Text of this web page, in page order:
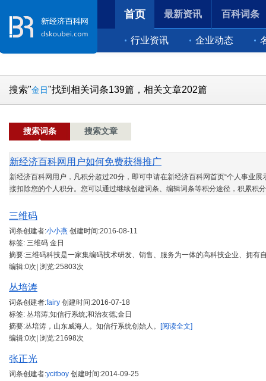
首页
行业资讯 企业动态
最新资讯 百科词条
搜索"金日"找到相关词条139篇，相关文章202篇
搜索词条 搜索文章
新经济百科网用户如何免费获得推广
新经济百科网用户，凡积分超过20分，即可申请在新经济百科网首页“个人事业
接扣除您的个人积分。您可以通过继续创建词条、编辑词条等积分途径，积累积
三维码
词条创建者:小小燕 创建时间:2016-08-11
标签: 三维码 金日
摘要:三维码科技是一家集编码技术研发、销售、服务为一体的高科技企业、拥有
编辑:0次| 浏览:25803次
丛培涛
词条创建者:fairy 创建时间:2016-07-18
标签: 丛培涛;知信行系统;和治友德;金日
摘要:丛培涛，山东威海人。知信行系统创始人。
[阅读全文]
编辑:0次| 浏览:21698次
张正光
词条创建者:ycitboy 创建时间:2014-09-25